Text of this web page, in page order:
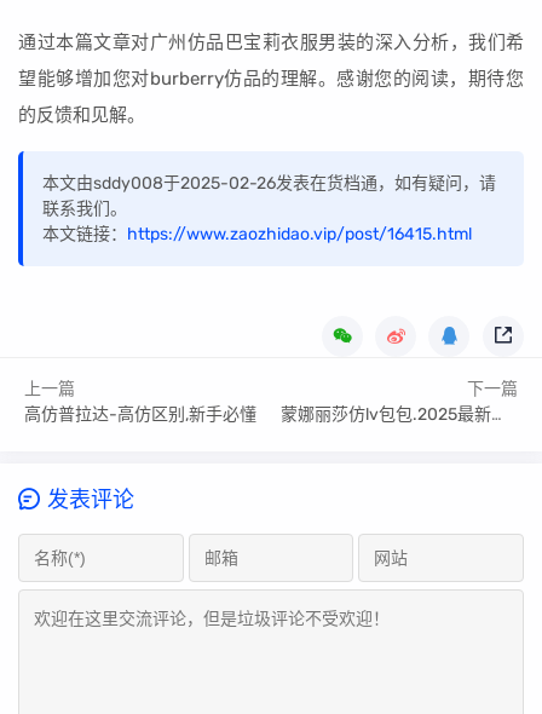
通过本篇文章对广州仿品巴宝莉衣服男装的深入分析，我们希
望能够增加您对burberry仿品的理解。感谢您的阅读，期待您
的反馈和见解。
本文由sddy008于2025-02-26发表在货档通，如有疑问，请
联系我们。
本文链接： https://www.zaozhidao.vip/post/16415.html
上一篇
高仿普拉达-高仿区别,新手必懂
下一篇
蒙娜丽莎仿lv包包.2025最新知识
发表评论